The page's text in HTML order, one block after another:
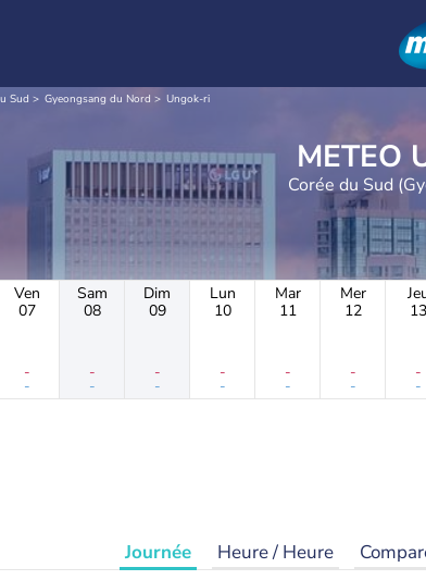
Sud Gyeongsang du Nord Ungok-ri
Corée du Sud
Ven
07
-
-
Sam
08
-
-
Dim
09
-
-
Lun
10
-
-
Mar
11
-
-
Mer
12
-
-
13
-
-
Journée Heure / Heure